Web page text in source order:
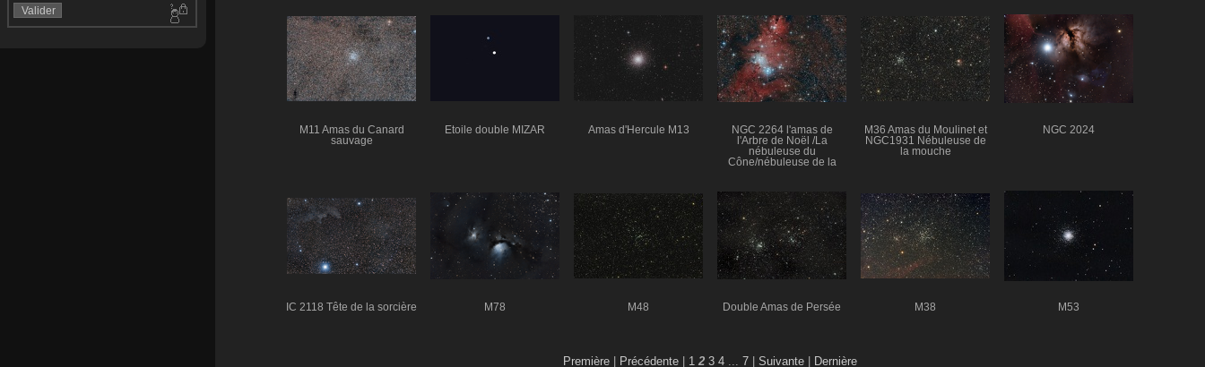
M11 Amas du Canard
sauvage
Etoile double MIZAR Amas d'Hercule M13
NGC 2264 l'amas de
l'Arbre de Noël /La
nébuleuse du
Cône/nébuleuse de la
M36 Amas du Moulinet et
NGC1931 Nébuleuse de
la mouche
NGC 2024
IC 2118 Tête de la sorcière M78 M48 Double Amas de Persée M38 M53
Première Précédente 1 2 3 4 ... 7 Suivante Dernière